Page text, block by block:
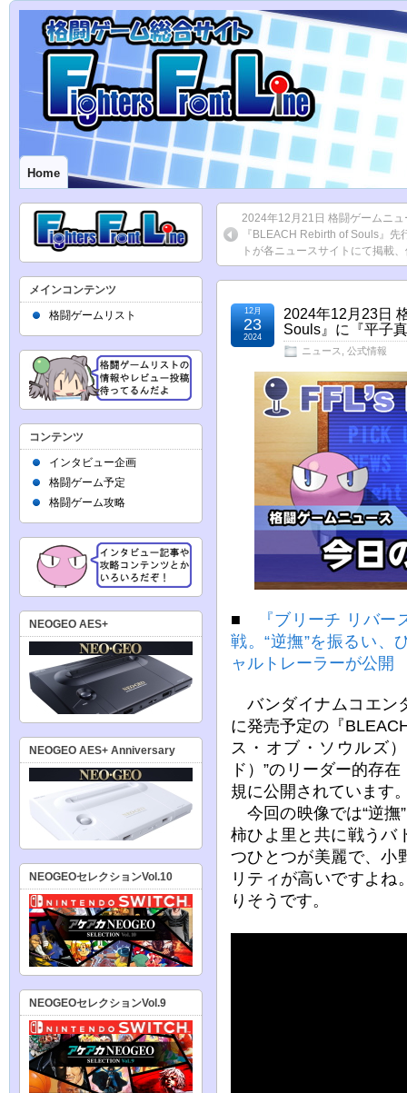
Home
2024年12月21日 格闘ゲームニ
『BLEACH Rebirth of Souls』先
トが各ニュースサイトにて掲載
2024年12月23日
Souls』に『平子
ニュース 公式情報
12月
23
2024
■
『ブリーチ リバ
戦。“逆撫”を振るい、
ャルトレーラーが公開
バンダイナムコエン
に発売予定の『
ス・オブ・ソウルズ
ド）”のリーダー的存
規に公開されています
今回の映像では“逆撫
柿ひよ里と共に戦うバ
つひとつが美麗で、小
リティが高いですよね
りそうです。
メインコンテンツ
格闘ゲームリスト
コンテンツ
インタビュー企画
格闘ゲーム予定
格闘ゲーム攻略
NEOGEO AES+
NEOGEO AES+ Anniversary
NEOGEOセレクションVol.10
NEOGEOセレクションVol.9